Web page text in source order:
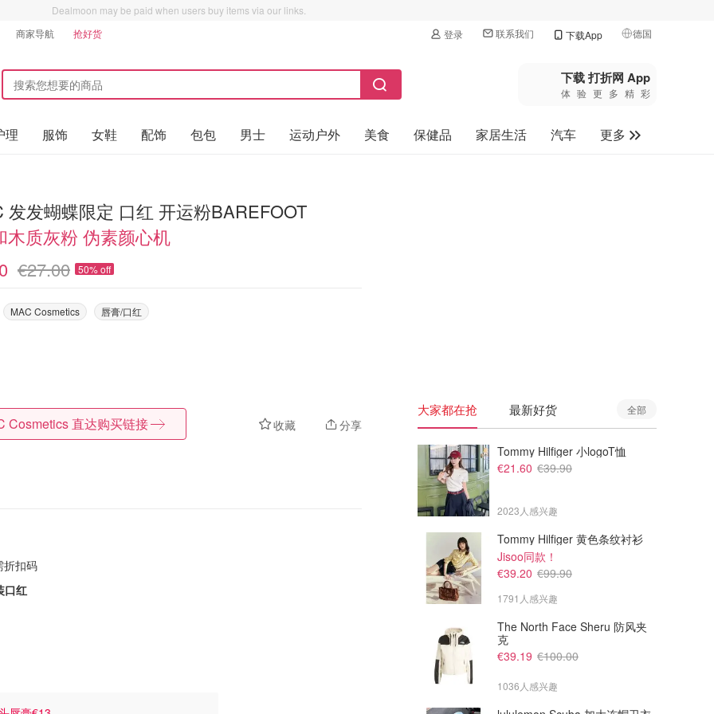
Dealmoon may be paid when users buy items via our links.
商家导航
抢好货 登录 联系我们 下载App 德国
🇺🇸美国
🇨🇳中国
🇨🇦加拿大
下载 打折网 App
体验更多精彩
理 服饰 女鞋 配饰 包包 男士 运动户外 美食 保健品 家居生活 汽车
更多
M.A.C 发发蝴蝶限定 口红 开运粉BAREFOOT
木质灰粉 伪素颜心机
€27.00 50% off
MAC Cosmetics 唇膏/口红
收藏 分享
Cosmetics 直达购买链接
折扣码
口红
大家都在抢 最新好货 全部
Tommy Hilfiger 小logoT恤
€21.60 €39.90
2023人感兴趣
Tommy Hilfiger 黄色条纹衬衫
Jisoo同款！
€39.20 €99.90
1791人感兴趣
The North Face Sheru 防风夹
克
€39.19 €100.00
1036人感兴趣